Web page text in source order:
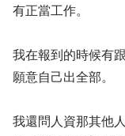
有正當工作。
我在報到的時候有
願意自己出全部。
我還問人資那其他